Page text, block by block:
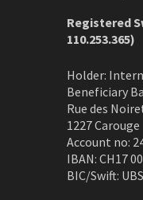
Registered
110.253.365)
Holder:
Beneficiary
Rue des
1227 Carouge
Account no:
IBAN: CH17
BIC/Swift: